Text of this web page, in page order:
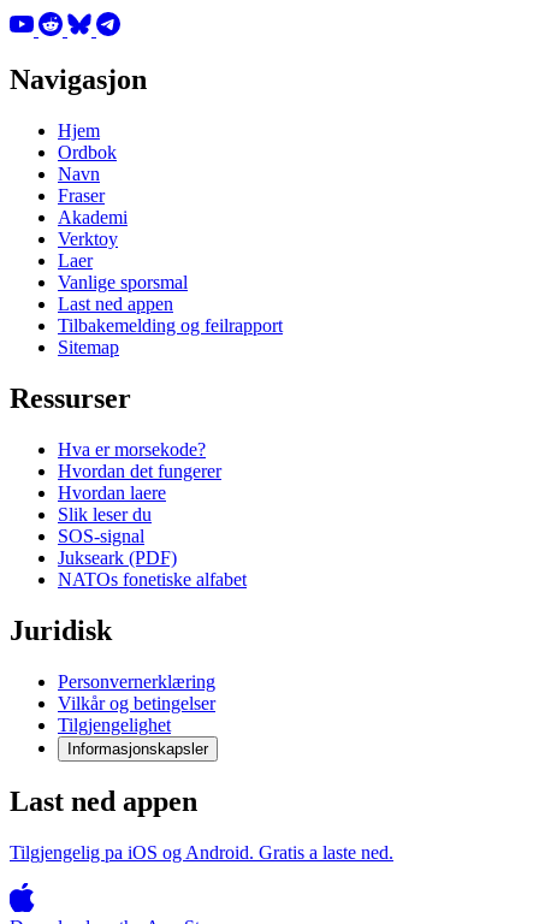
Navigasjon
Hjem
Ordbok
Navn
Fraser
Akademi
Verktoy
Laer
Vanlige sporsmal
Last ned appen
Tilbakemelding og feilrapport
Sitemap
Ressurser
Hva er morsekode?
Hvordan det fungerer
Hvordan laere
Slik leser du
SOS-signal
Jukseark (PDF)
NATOs fonetiske alfabet
Juridisk
Personvernerklæring
Vilkår og betingelser
Tilgjengelighet
Informasjonskapsler
Last ned appen
Tilgjengelig pa iOS og Android. Gratis a laste ned.